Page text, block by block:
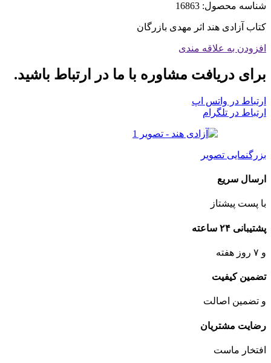
شناسه محصول: 16863
کتاب آزادی هند اثر مهدی بازرگان
افزودن به علاقه مندی
برای دریافت مشاوره با ما در ارتباط باشید.
ارتباط در واتس اپ
ارتباط در تلگرام
بزرگنمایی تصویر
ارسال سریع
با پست پیشتاز
پشتیبانی ۲۴ ساعته
و ۷ روز هفته
تضمین کیفیت
و تضمین اصالت
رضایت مشتریان
افتخار ماست